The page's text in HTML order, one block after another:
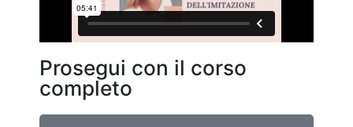
Prosegui con il corso
completo